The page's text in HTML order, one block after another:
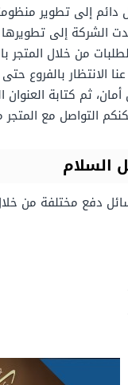
إلى تطوير
الشركة إلى تطويرها
من خلال
الانتظار بالفروع
ثم كتابة
التواصل مع المتجر
السلام
دفع مختلفة من